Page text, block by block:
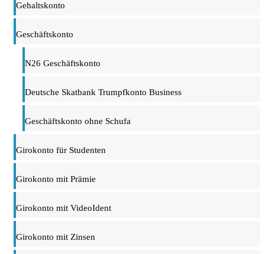
Gehaltskonto
Geschäftskonto
N26 Geschäftskonto
Deutsche Skatbank Trumpfkonto Business
Geschäftskonto ohne Schufa
Girokonto für Studenten
Girokonto mit Prämie
Girokonto mit VideoIdent
Girokonto mit Zinsen